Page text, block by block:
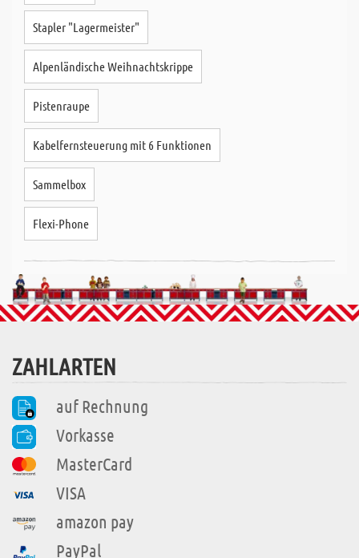
Stapler "Lagermeister"
Alpenländische Weihnachtskrippe
Pistenraupe
Kabelfernsteuerung mit 6 Funktionen
Sammelbox
Flexi-Phone
ZAHLARTEN
auf Rechnung
Vorkasse
MasterCard
VISA
amazon pay
PayPal